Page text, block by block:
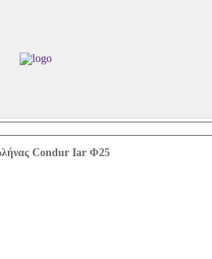
Condur Iar Φ25